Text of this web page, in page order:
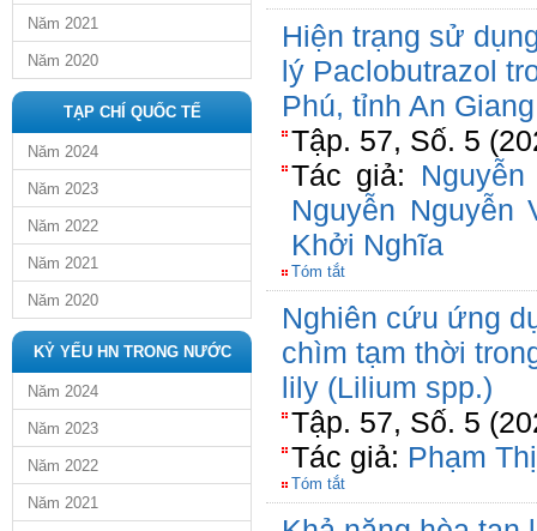
Năm 2021
Năm 2020
TẠP CHÍ QUỐC TẾ
Năm 2024
Năm 2023
Năm 2022
Năm 2021
Năm 2020
KỶ YẾU HN TRONG NƯỚC
Năm 2024
Năm 2023
Năm 2022
Năm 2021
Hiện trạng sử
lý Paclobutrazol
Phú, tỉnh An Giang
Tập. 57, Số. 5
Tác giả:
Nguyễn Nguyễn
Khởi Nghĩa
Tóm tắt
Nghiên cứu ứng
chìm tạm thời
lily (Lilium spp.)
Tập. 57, Số. 5
Tác giả: Phạm
Tóm tắt